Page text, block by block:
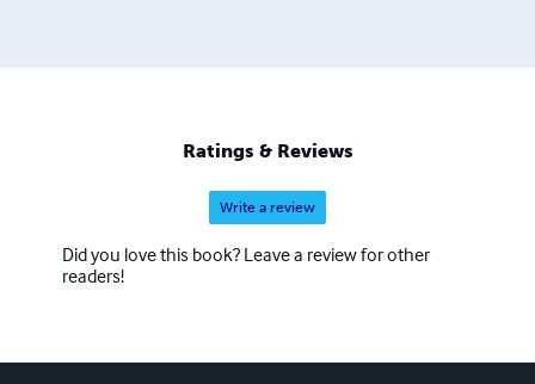
Ratings & Reviews
Write a review
Did you love this book? Leave a review for other
readers!